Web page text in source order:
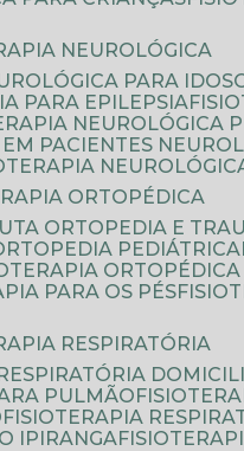
NEUROLÓGICA
PARA
PARA EPILEPSIA
NEUROLÓGICA
EM PACIENTES
ORTOPÉDICA
ORTOPEDIA E
PEDIÁTRICA
PARA OS PÉS
RESPIRATÓRIA
PULMÃO
FISIOTERAPIA
IPIRANGA